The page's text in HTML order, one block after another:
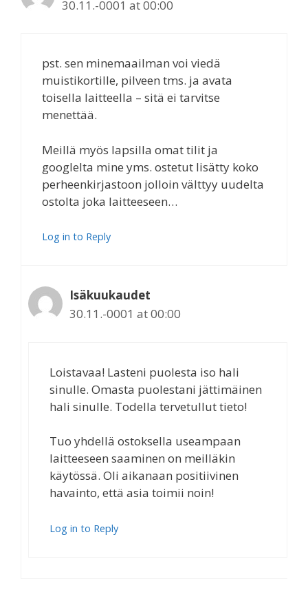
30.11.-0001 at 00:00
pst. sen minemaailman voi viedä
muistikortille, pilveen tms. ja avata
toisella laitteella – sitä ei tarvitse
menettää.
Meillä myös lapsilla omat tilit ja
googlelta mine yms. ostetut lisätty koko
perheenkirjastoon jolloin välttyy uudelta
ostolta joka laitteeseen…
Log in to Reply
Isäkuukaudet
30.11.-0001 at 00:00
Loistavaa! Lasteni puolesta iso hali
sinulle. Omasta puolestani jättimäinen
hali sinulle. Todella tervetullut tieto!
Tuo yhdellä ostoksella useampaan
laitteeseen saaminen on meilläkin
käytössä. Oli aikanaan positiivinen
havainto, että asia toimii noin!
Log in to Reply